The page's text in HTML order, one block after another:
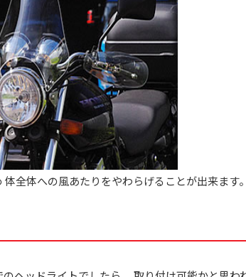
全体への風あたりをやわらげることが出来ます。